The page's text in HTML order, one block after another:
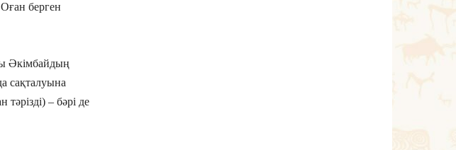
берген
Әкімбайдың
сақталуына
– бәрі де